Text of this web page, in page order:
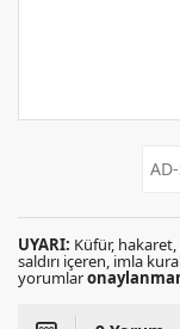
UYARI: Küfür,
saldırı içeren, imla
yorumlar